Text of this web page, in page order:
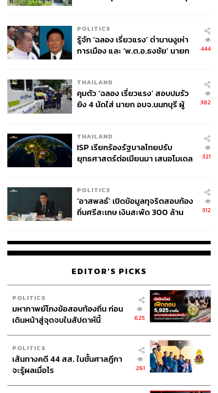
POLITICS
รู้จัก ‘ฉลอง เรี่ยวแรง’ ตำนานงูเห่า
การเมือง และ ‘พ.ต.อ.ธงชัย’ นายก
444
THAILAND
คุมตัว ‘ฉลอง เรี่ยวแรง’ สอบปมรัว
ยิง 4 นัดใส่ นายก อบจ.นนทบุรี ผู้
382
THAILAND
ISP เรียกร้องรัฐบาลไทยปรับ
ยุทธศาสตร์ต่อเมียนมา เสนอโมเดล
321
POLITICS
‘อาสพลธ์’ เปิดข้อมูลทุจริตสอบท้อง
ถิ่นศรีสะเกษ เงินสะพัด 300 ล้าน
312
EDITOR'S PICKS
POLITICS
มหากาพย์โกงข้อสอบท้องถิ่น ก่อน
เดินหน้าสู่จุดจบในสัปดาห์นี้
625
POLITICS
เส้นทางคดี 44 สส. ในชั้นศาลฎีกา
จะรู้ผลเมื่อไร
261